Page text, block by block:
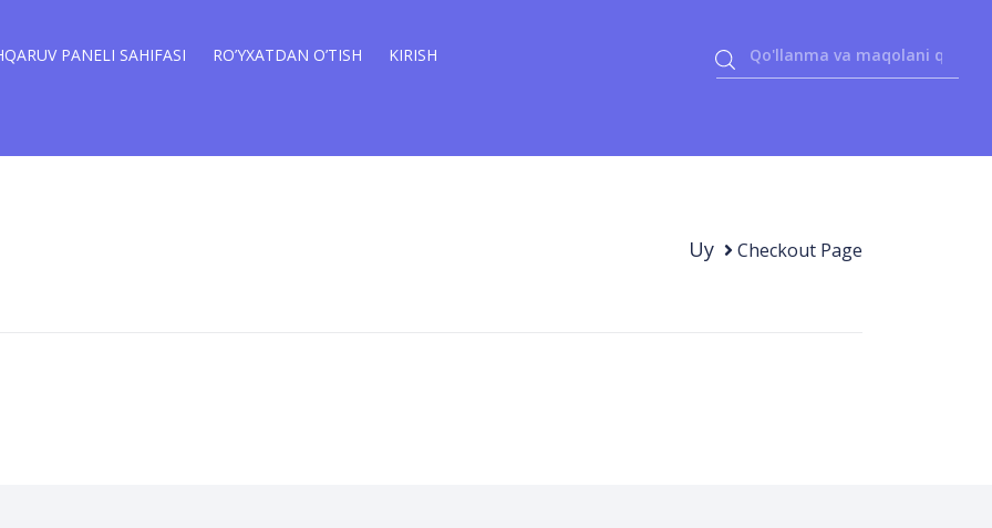
PANELI SAHIFASI RO’YXATDAN O’TISH KIRISH
Uy Checkout Page